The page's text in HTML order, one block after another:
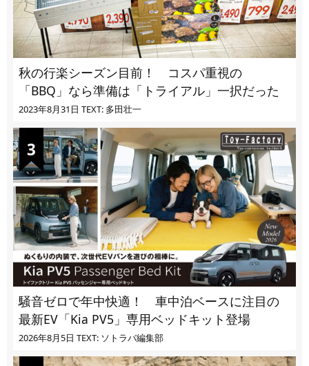
秋の行楽シーズン目前！ コスパ重視の
「BBQ」なら準備は「トライアル」一択だった
2023年8月31日 TEXT: 多田壮一
騒音ゼロで年中快適！ 車中泊ベースに注目の
最新EV「Kia PV5」専用ベッドキット登場
2026年8月5日 TEXT: ソトラバ編集部